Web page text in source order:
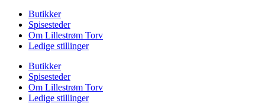
Butikker
Spisesteder
Om Lillestrøm Torv
Ledige stillinger
Butikker
Spisesteder
Om Lillestrøm Torv
Ledige stillinger